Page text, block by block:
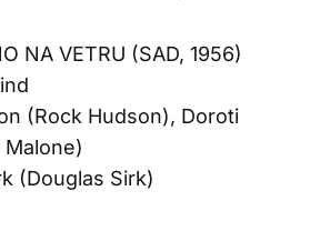
NA VETRU (SAD, 1956)
(Rock Hudson), Doroti
(Douglas Sirk)